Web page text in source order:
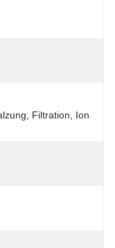
Filtration, Ion